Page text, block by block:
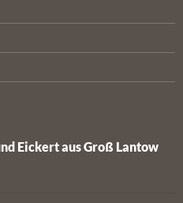
Eickert aus Groß Lantow